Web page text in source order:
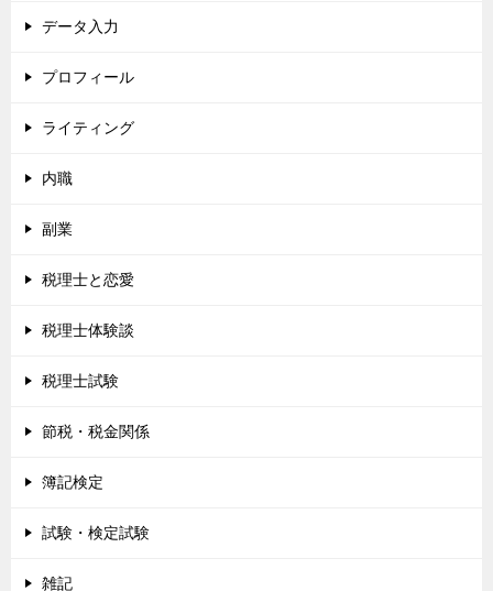
データ入力
プロフィール
ライティング
内職
副業
税理士と恋愛
税理士体験談
税理士試験
節税・税金関係
簿記検定
試験・検定試験
雑記